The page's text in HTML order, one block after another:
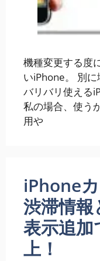
機種変更する度
いiPhone。 別
バリバリ使える
私の場合、使う
用や
iPhoneカ
渋滞情報
表示追加
上！